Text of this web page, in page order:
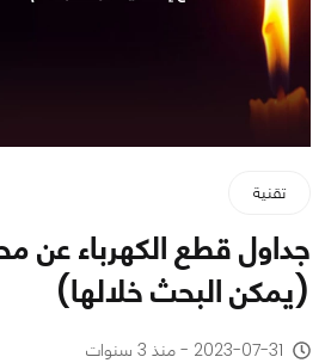
تقنية
جداول قطع الكهرباء عن
(يمكن البحث خلالها)
2023-07-31 - منذ 3 سنوات